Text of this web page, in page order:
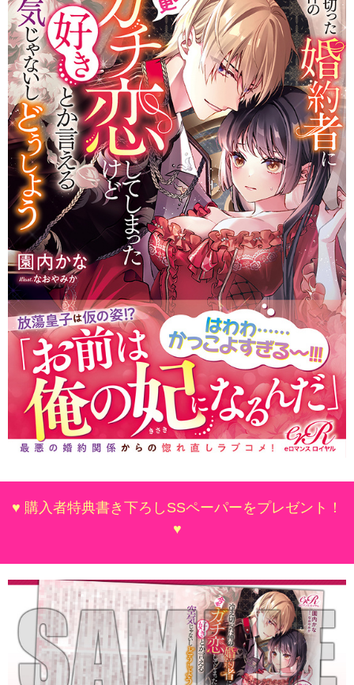
♥ 購入者特典書き下ろしSSペーパーをプレゼント！
♥